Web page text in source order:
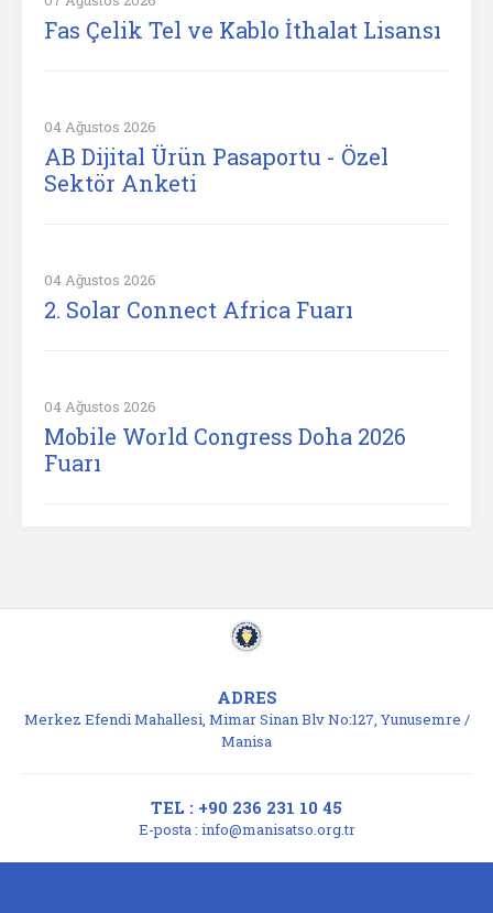
Fas Çelik Tel ve Kablo İthalat Lisansı
04 Ağustos 2026
AB Dijital Ürün Pasaportu - Özel
Sektör Anketi
04 Ağustos 2026
2. Solar Connect Africa Fuarı
04 Ağustos 2026
Mobile World Congress Doha 2026
Fuarı
ADRES
Merkez Efendi Mahallesi, Mimar Sinan Blv No:127, Yunusemre /
Manisa
TEL : +90 236 231 10 45
E-posta : info@manisatso.org.tr